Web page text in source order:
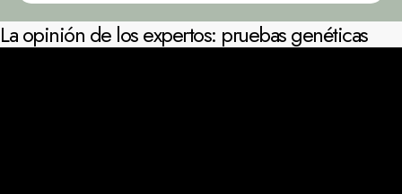
La opinión de los expertos: pruebas genéticas